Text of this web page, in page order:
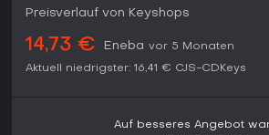
Preisverlauf von Keyshops
14,73 € Eneba vor 5 Monaten
Aktuell niedrigster: 16,41 € CJS-CDKeys
Auf besseres Angebot